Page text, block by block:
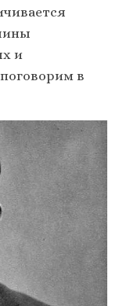
и
в